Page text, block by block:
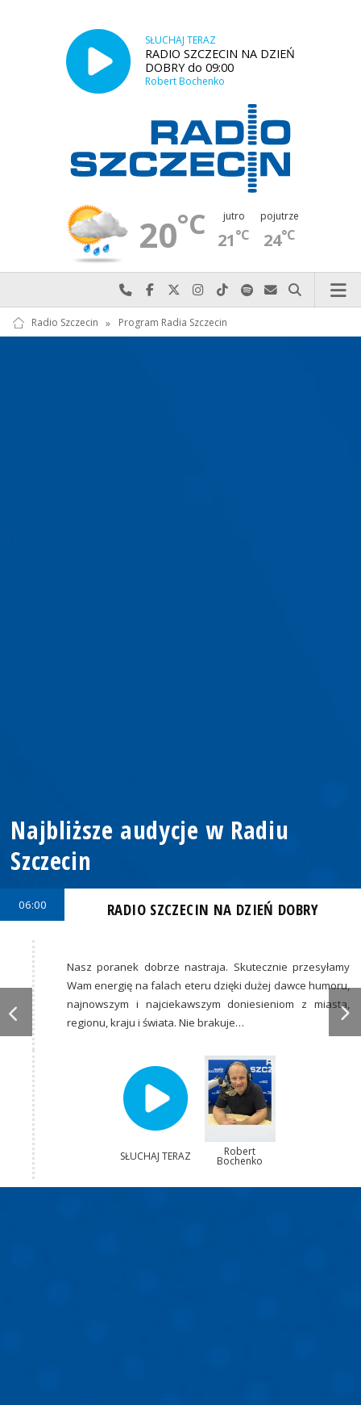
SŁUCHAJ TERAZ
RADIO SZCZECIN NA DZIEŃ
DOBRY do 09:00
Robert Bochenko
20°C jutro
21°C
pojutrze
24°C
Najlepiej po prostu do nas zadzwoń
Odwiedź nas na Facebook-u
Odwiedź nas na X
Odwiedź nas na Instagram-ie
Odwiedź nas na TikTok-u
Szukaj nas na Spotify
Wyślij do nas
Szukaj
Radio Szczecin » Program Radia Szczecin
Najbliższe audycje w Radiu
Szczecin
06:00 RADIO SZCZECIN NA DZIEŃ DOBRY
Nasz poranek dobrze nastraja. Skutecznie przesyłamy
Wam energię na falach eteru dzięki dużej dawce humoru,
najnowszym i najciekawszym doniesieniom z miasta,
regionu, kraju i świata. Nie brakuje…
SŁUCHAJ TERAZ Robert
Bochenko